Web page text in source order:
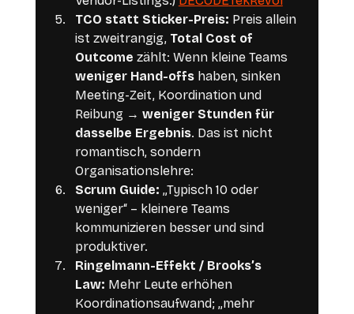
TCO statt Sticker-Preis: Preis allein
ist zweitrangig, Total Cost of
Outcome zählt: Wenn kleine Teams
weniger Hand-offs haben, sinken
Meeting-Zeit, Koordination und
Reibung → weniger Stunden für
dasselbe Ergebnis. Das ist nicht
romantisch, sondern
Organisationslehre:
Scrum Guide: „Typisch 10 oder
weniger“ – kleinere Teams
kommunizieren besser und sind
produktiver.
Ringelmann-Effekt / Brooks’s
Law: Mehr Leute erhöhen
Koordinationsaufwand; „mehr